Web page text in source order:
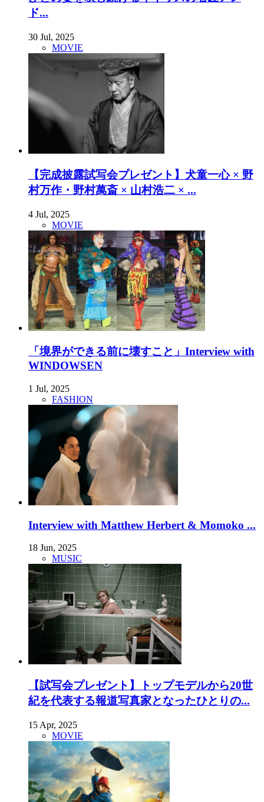
ド...
30 Jul, 2025
MOVIE
【完成披露試写会プレゼント】犬童一心 × 野
村万作・野村萬斎 × 山村浩二 × ...
4 Jul, 2025
MOVIE
「境界ができる前に壊すこと」Interview with
WINDOWSEN
1 Jul, 2025
FASHION
Interview with Matthew Herbert & Momoko ...
18 Jun, 2025
MUSIC
【試写会プレゼント】トップモデルから20世
紀を代表する報道写真家となったひとりの...
15 Apr, 2025
MOVIE